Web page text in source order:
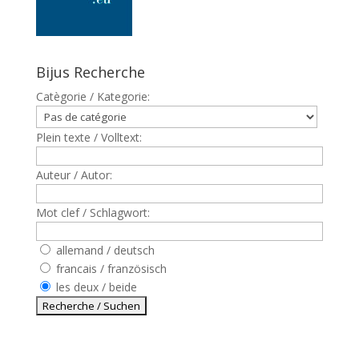
Bijus Recherche
Catègorie / Kategorie:
Plein texte / Volltext:
Auteur / Autor:
Mot clef / Schlagwort:
allemand / deutsch
francais / französisch
les deux / beide